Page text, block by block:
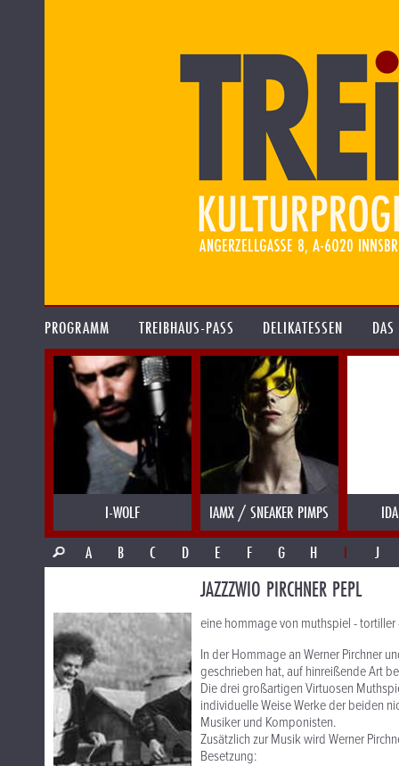
PROGRAMM TREIBHAUS-PASS DELIKATESSEN
I-WOLF IAMX / SNEAKER PIMPS
A
B C D E F G H I J
JAZZZWIO PIRCHNER PEPL
eine hommage von muthspiel -
In der Hommage an Werner Pirchner
geschrieben hat, auf hinreißende Art
Die drei großartigen Virtuosen
individuelle Weise Werke der beiden
Musiker und Komponisten.
Zusätzlich zur Musik wird Werner
Besetzung: